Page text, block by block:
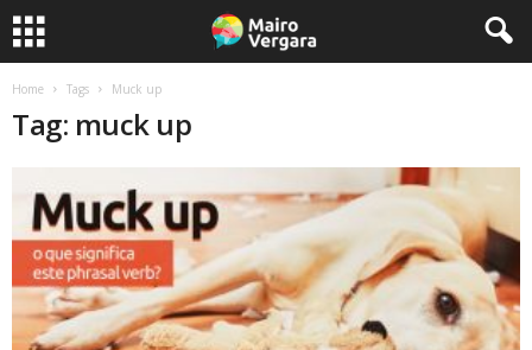
Home Tags Muck up
Tag: muck up